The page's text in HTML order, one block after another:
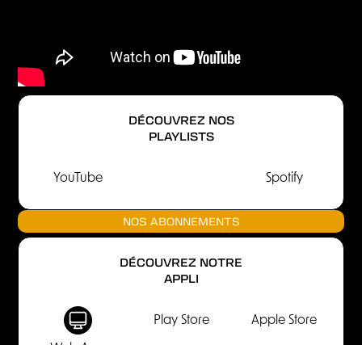
DÉCOUVREZ NOS
PLAYLISTS
YouTube Spotify
NOS ABONNEMENTS
DÉCOUVREZ NOTRE
APPLI
Play Store Apple Store